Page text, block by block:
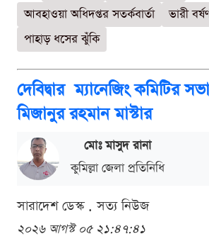
আবহাওয়া অধিদপ্তর সতর্কবার্তা
ভারী
পাহাড় ধসের ঝুঁকি
দেবিদ্বার ম্যানেজিং কমিটির
মিজানুর রহমান মাস্টার
মোঃ মাসুদ রানা
কুমিল্লা জেলা প্রতিনিধি
সারাদেশ ডেস্ক . সত্য নিউজ
২০২৬ আগস্ট ০৫ ২১:৪৭:৪১